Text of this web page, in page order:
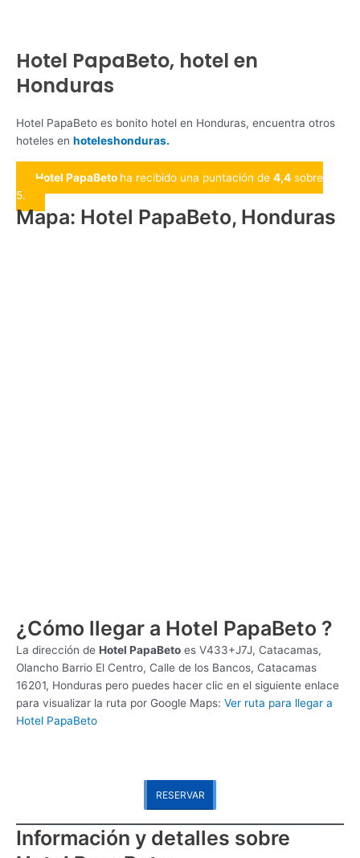
Hotel PapaBeto, hotel en
Honduras
Hotel PapaBeto es bonito hotel en Honduras, encuentra otros
hoteles en hoteleshonduras.
Hotel PapaBeto ha recibido una puntación de 4,4 sobre
5.
Mapa: Hotel PapaBeto, Honduras
¿Cómo llegar a Hotel PapaBeto ?
La dirección de Hotel PapaBeto es V433+J7J, Catacamas,
Olancho Barrio El Centro, Calle de los Bancos, Catacamas
16201, Honduras pero puedes hacer clic en el siguiente enlace
para visualizar la ruta por Google Maps: Ver ruta para llegar a
Hotel PapaBeto
RESERVAR
Información y detalles sobre